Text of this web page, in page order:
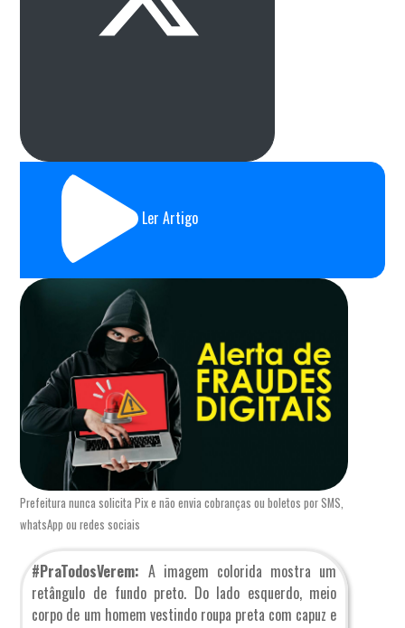
Ler Artigo
Prefeitura nunca solicita Pix e não envia cobranças ou boletos por SMS,
whatsApp ou redes sociais
#PraTodosVerem: A imagem colorida mostra um
retângulo de fundo preto. Do lado esquerdo, meio
corpo de um homem vestindo roupa preta com capuz e